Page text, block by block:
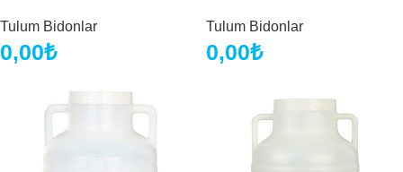
Tulum Bidonlar
0,00₺
Tulum Bidonlar
0,00₺